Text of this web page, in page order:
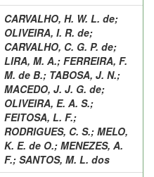
CARVALHO, H. W. L. de;
OLIVEIRA, I. R. de;
CARVALHO, C. G. P. de;
LIRA, M. A.; FERREIRA, F.
M. de B.; TABOSA, J. N.;
MACEDO, J. J. G. de;
OLIVEIRA, E. A. S.;
FEITOSA, L. F.;
RODRIGUES, C. S.; MELO,
K. E. de O.; MENEZES, A.
F.; SANTOS, M. L. dos